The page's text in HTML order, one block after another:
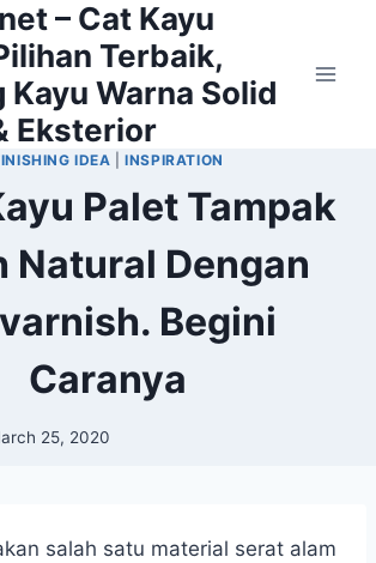
– Cat Kayu
Terbaik,
Kayu Warna Solid
Eksterior
IDEA |INSPIRATION
Palet Tampak
Natural Dengan
Begini
Caranya
25, 2020
salah satu material serat alam